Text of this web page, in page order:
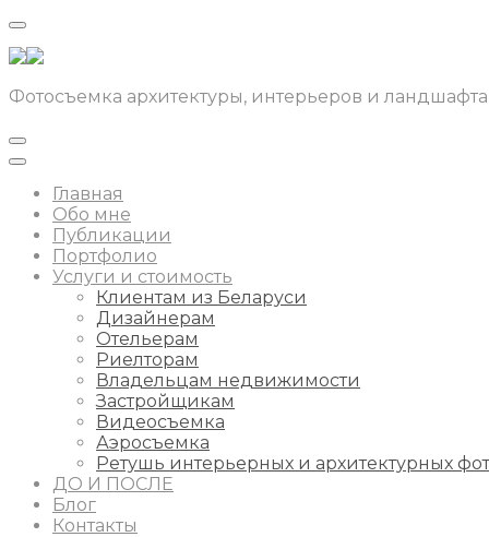
Фотосъемка архитектуры, интерьеров и ландшафта
Главная
Обо мне
Публикации
Портфолио
Услуги и стоимость
Клиентам из Беларуси
Дизайнерам
Отельерам
Риелторам
Владельцам недвижимости
Застройщикам
Видеосъемка
Аэросъемка
Ретушь интерьерных и архитектурных
ДО И ПОСЛЕ
Блог
Контакты